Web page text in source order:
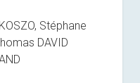
Stéphane
DAVID